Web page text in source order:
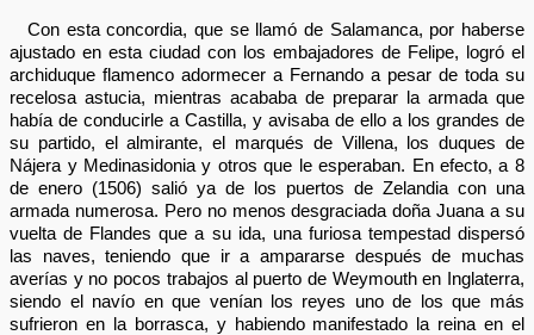
Con esta concordia, que se llamó de Salamanca, por haberse
ajustado en esta ciudad con los embajadores de Felipe, logró el
archiduque flamenco adormecer a Fernando a pesar de toda su
recelosa astucia, mientras acababa de preparar la armada que
había de conducirle a Castilla, y avisaba de ello a los grandes de
su partido, el almirante, el marqués de Villena, los duques de
Nájera y Medinasidonia y otros que le esperaban. En efecto, a 8
de enero (1506) salió ya de los puertos de Zelandia con una
armada numerosa. Pero no menos desgraciada doña Juana a su
vuelta de Flandes que a su ida, una furiosa tempestad dispersó
las naves, teniendo que ir a ampararse después de muchas
averías y no pocos trabajos al puerto de Weymouth en Inglaterra,
siendo el navío en que venían los reyes uno de los que más
sufrieron en la borrasca, y habiendo manifestado la reina en el